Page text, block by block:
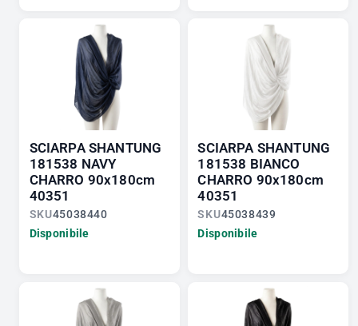
SCIARPA SHANTUNG
181538 NAVY
CHARRO 90x180cm
40351
SKU45038440
Disponibile
SCIARPA SHANTUNG
181538 BIANCO
CHARRO 90x180cm
40351
SKU45038439
Disponibile